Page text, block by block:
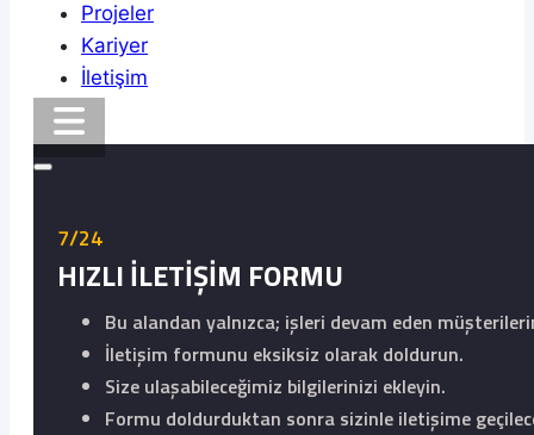
Projeler
Kariyer
İletişim
7/24
HIZLI İLETİŞİM FORMU
Bu alandan yalnızca; işleri devam eden
İletişim formunu eksiksiz olarak doldurun.
Size ulaşabileceğimiz bilgilerinizi ekleyin.
Formu doldurduktan sonra sizinle iletişime